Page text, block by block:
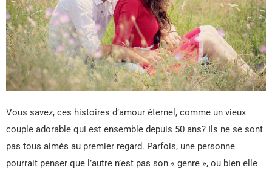
Vous savez, ces histoires d’amour éternel, comme un vieux
couple adorable qui est ensemble depuis 50 ans? Ils ne se sont
pas tous aimés au premier regard. Parfois, une personne
pourrait penser que l’autre n’est pas son « genre », ou bien elle